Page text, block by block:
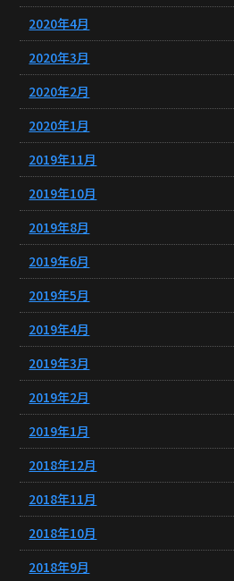
2020年4月
2020年3月
2020年2月
2020年1月
2019年11月
2019年10月
2019年8月
2019年6月
2019年5月
2019年4月
2019年3月
2019年2月
2019年1月
2018年12月
2018年11月
2018年10月
2018年9月